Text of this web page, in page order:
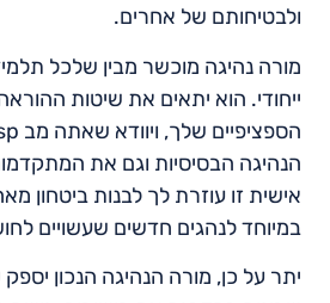
ולבטיחותם של אחרים.
מורה נהיגה מוכשר מבין שלכל
ייחודי. הוא יתאים את שיטות
הנהיגה הבסיסיות וגם את
אישית זו עוזרת לך לבנות ביטחון
במיוחד לנהגים חדשים שעשויים
יתר על כן, מורה הנהיגה הנכון יספק